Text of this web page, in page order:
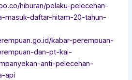
hiburan/pelaku-pelecehan-
masuk-daftar-hitam-20-tahun-
kabar-perempuan-
dan-pt-kai-
anti-pelecehan-
api